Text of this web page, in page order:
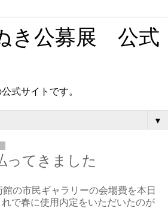
き公募展 公式
式サイトです。
▼
ってきました
の市民ギャラリーの会場費を本日
で春に使用内定をいただいたのが